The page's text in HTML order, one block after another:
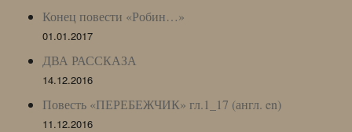
Конец повести «Робин…»
01.01.2017
ДВА РАССКАЗА
14.12.2016
Повесть «ПЕРЕБЕЖЧИК» гл.1_17 (англ. en)
11.12.2016